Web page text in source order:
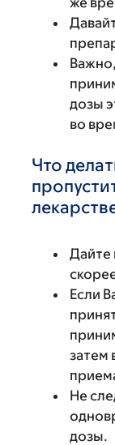
дозы
во
Что
Дайте
Если
затем
Не
дозы.